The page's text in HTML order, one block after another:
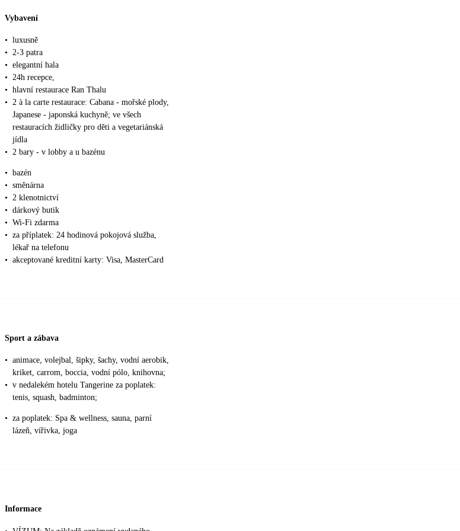
Vybavení
• luxusně
• 2-3 patra
• elegantní hala
• 24h recepce,
• hlavní restaurace Ran Thalu
• 2 à la carte restaurace: Cabana - mořské plody,
Japanese - japonská kuchyně; ve všech
restauracích židličky pro děti a vegetariánská
jídla
• 2 bary - v lobby a u bazénu
• bazén
• směnárna
• 2 klenotnictví
• dárkový butik
• Wi-Fi zdarma
• za příplatek: 24 hodinová pokojová služba,
lékař na telefonu
• akceptované kreditní karty: Visa, MasterCard
Sport a zábava
• animace, volejbal, šipky, šachy, vodní aerobik,
kriket, carrom, boccia, vodní pólo, knihovna;
• v nedalekém hotelu Tangerine za poplatek:
tenis, squash, badminton;
• za poplatek: Spa & wellness, sauna, parní
lázeň, vířivka, joga
Informace